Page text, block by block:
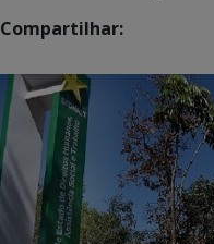
Compartilhar: